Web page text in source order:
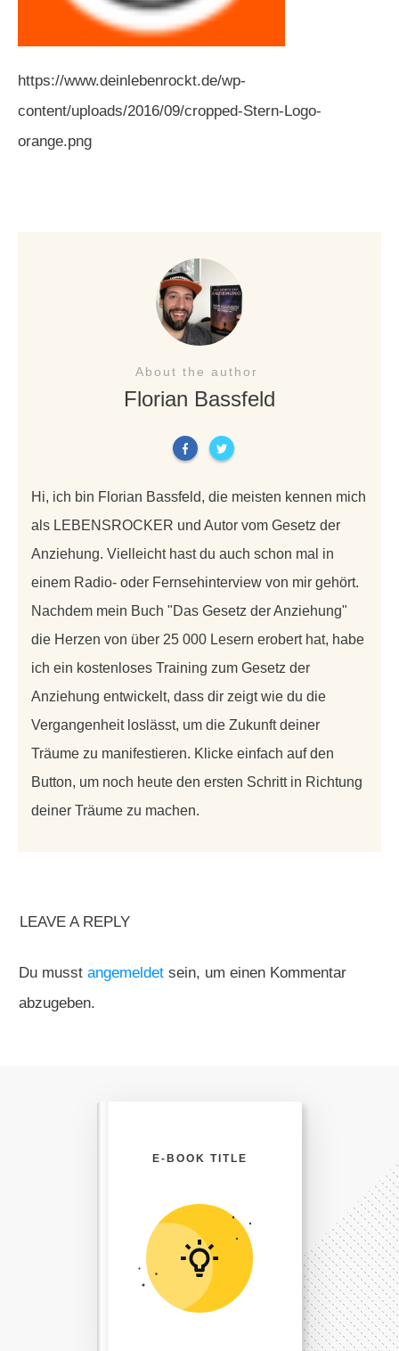
https://www.deinlebenrockt.de/wp-
content/uploads/2016/09/cropped-Stern-Logo-
orange.png
About the author
Florian Bassfeld
Hi, ich bin Florian Bassfeld, die meisten kennen mich
als LEBENSROCKER und Autor vom Gesetz der
Anziehung. Vielleicht hast du auch schon mal in
einem Radio- oder Fernsehinterview von mir gehört.
Nachdem mein Buch "Das Gesetz der Anziehung"
die Herzen von über 25 000 Lesern erobert hat, habe
ich ein kostenloses Training zum Gesetz der
Anziehung entwickelt, dass dir zeigt wie du die
Vergangenheit loslässt, um die Zukunft deiner
Träume zu manifestieren. Klicke einfach auf den
Button, um noch heute den ersten Schritt in Richtung
deiner Träume zu machen.
LEAVE A REPLY
Du musst angemeldet sein, um einen Kommentar
abzugeben.
E-BOOK TITLE